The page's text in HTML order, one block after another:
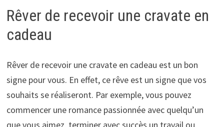
Rêver de recevoir une cravate en
cadeau
Rêver de recevoir une cravate en cadeau est un bon
signe pour vous. En effet, ce rêve est un signe que vos
souhaits se réaliseront. Par exemple, vous pouvez
commencer une romance passionnée avec quelqu’un
que vous aimez, terminer avec succès un travail ou